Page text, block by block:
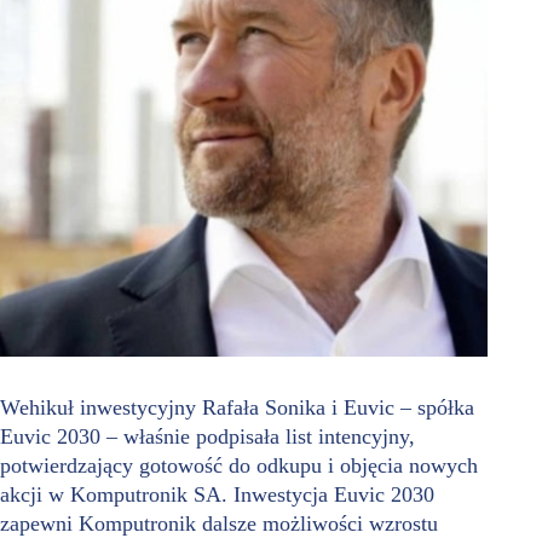
Wehikuł inwestycyjny Rafała Sonika i Euvic – spółka
Euvic 2030 – właśnie podpisała list intencyjny,
potwierdzający gotowość do odkupu i objęcia nowych
akcji w Komputronik SA. Inwestycja Euvic 2030
zapewni Komputronik dalsze możliwości wzrostu